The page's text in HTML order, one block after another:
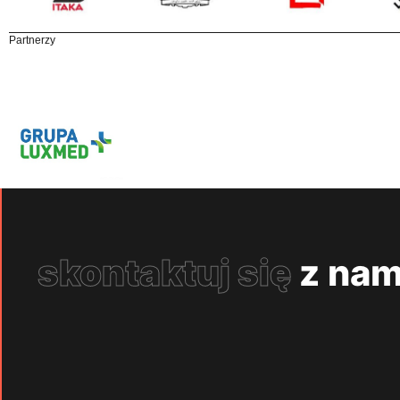
Partnerzy
skontaktuj się z